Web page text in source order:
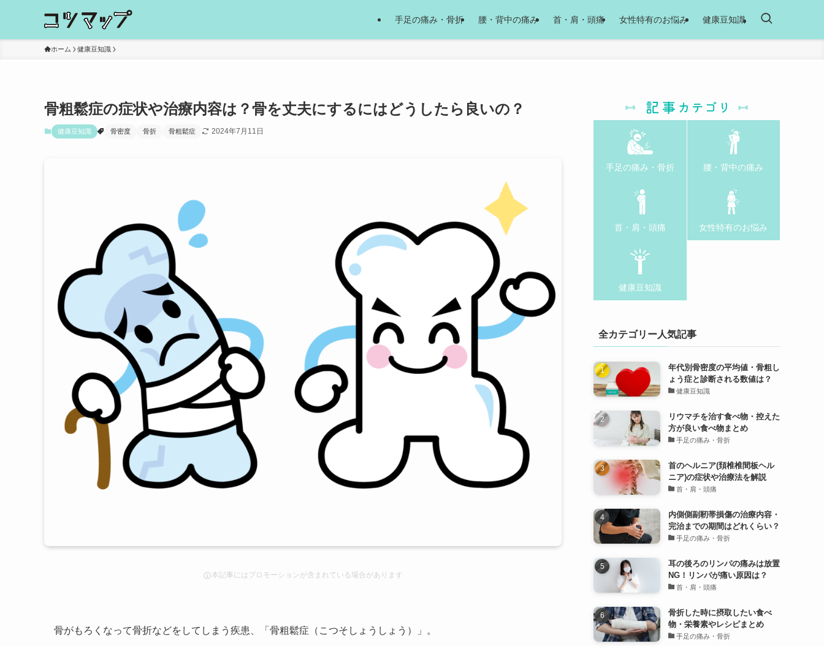
手足の痛み・骨折 腰・背中の痛み 首・肩・頭痛 女性特有のお悩み 健康豆知識
ホーム 健康豆知識
骨粗鬆症の症状や治療内容は？骨を丈夫にするにはどうしたら良いの？
健康豆知識 骨密度 骨折 骨粗鬆症 2024年7月11日
本記事にはプロモーションが含まれている場合があります
骨がもろくなって骨折などをしてしまう疾患、「骨粗鬆症（こつそしょうしょう）」。
手足の痛み・骨折 腰・背中の痛み
首・肩・頭痛 女性特有のお悩み
健康豆知識
全カテゴリー人気記事
年代別骨密度の平均値・骨粗し
ょう症と診断される数値は？
健康豆知識
リウマチを治す食べ物・控えた
方が良い食べ物まとめ
手足の痛み・骨折
首のヘルニア(頚椎椎間板ヘル
ニア)の症状や治療法を解説
首・肩・頭痛
内側側副靭帯損傷の治療内容・
完治までの期間はどれくらい？
手足の痛み・骨折
耳の後ろのリンパの痛みは放置
NG！リンパが痛い原因は？
首・肩・頭痛
骨折した時に摂取したい食べ
物・栄養素やレシピまとめ
手足の痛み・骨折